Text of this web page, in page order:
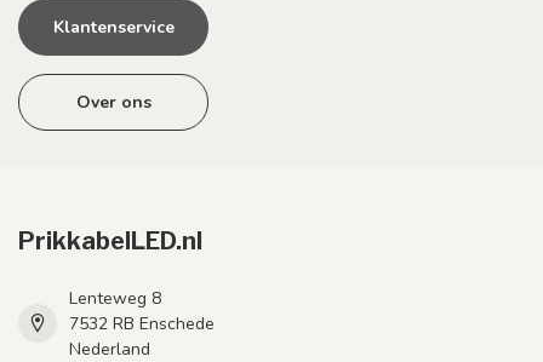
Klantenservice
Over ons
PrikkabelLED.nl
Lenteweg 8
7532 RB Enschede
Nederland